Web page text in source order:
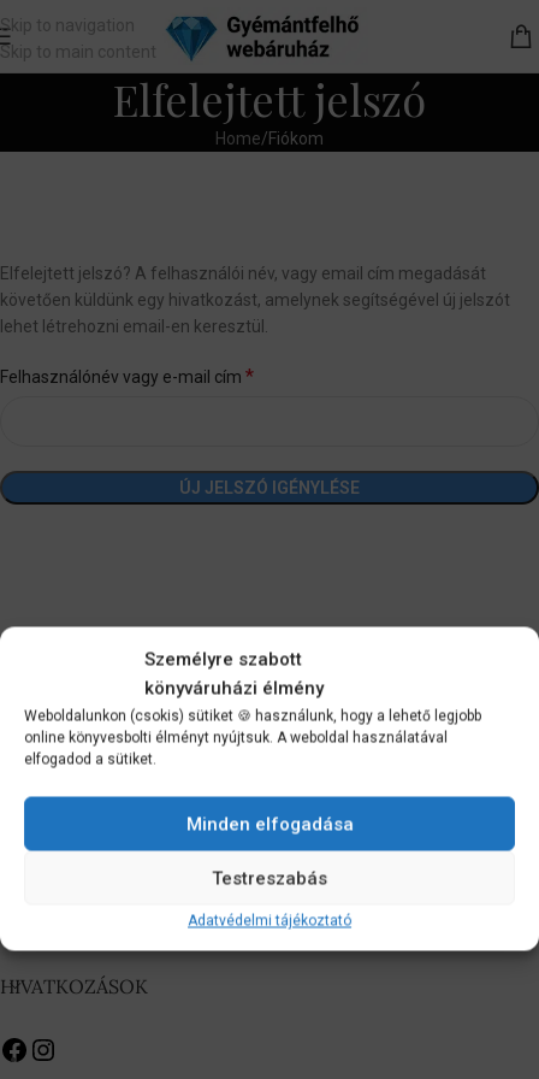
Személyre szabott
könyváruházi élmény
Weboldalunkon (csokis) sütiket 🍪 használunk, hogy a lehető legjobb
online könyvesbolti élményt nyújtsuk. A weboldal használatával
elfogadod a sütiket.
Minden elfogadása
Testreszabás
Adatvédelmi tájékoztató
Skip to navigation
Skip to main content
Elfelejtett jelszó
Home Fiókom
Elfelejtett jelszó? A felhasználói név, vagy email cím megadását
követően küldünk egy hivatkozást, amelynek segítségével új jelszót
lehet létrehozni email-en keresztül.
Felhasználónév vagy e-mail cím *
ÚJ JELSZÓ IGÉNYLÉSE
HIVATKOZÁSOK